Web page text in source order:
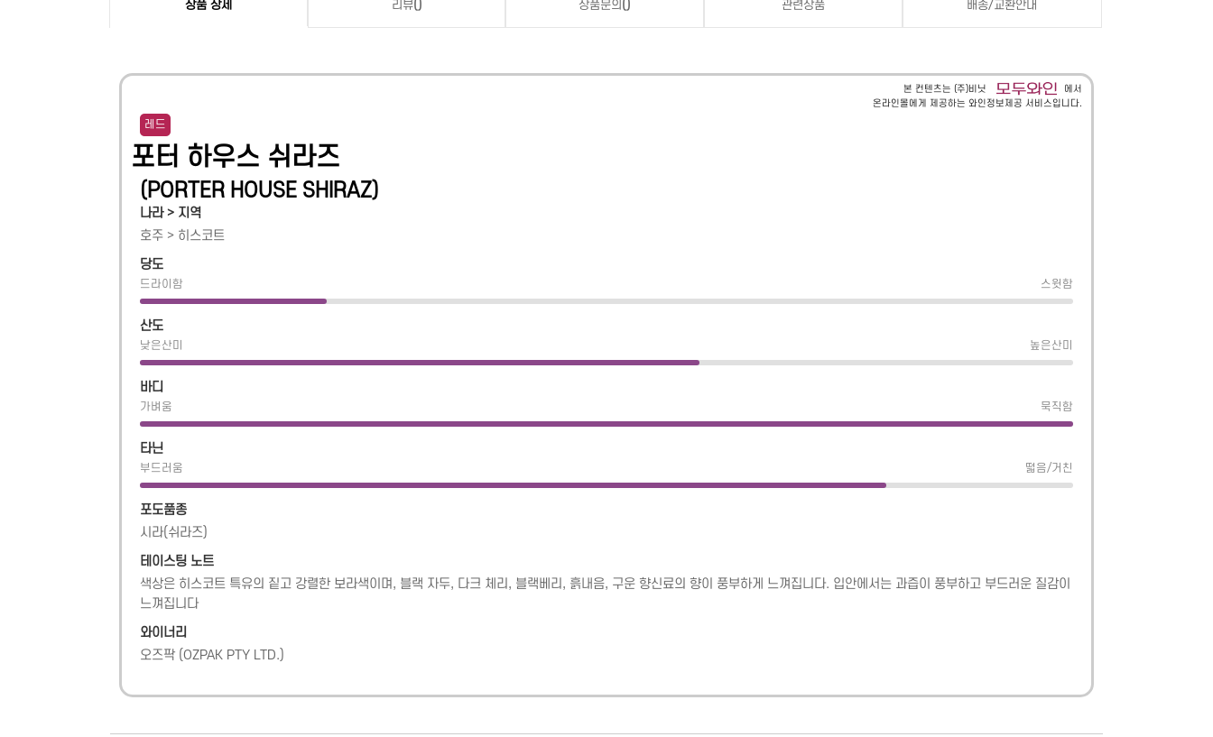
상품 상세 리뷰() 상품문의 () 관련상품 배송/교환안내
본 컨텐츠는 (주)비닛
에서
온라인몰에게 제공하는 와인정보제공 서비스입니다.
레드
포터 하우스 쉬라즈
(PORTER HOUSE SHIRAZ)
나라 > 지역
호주 > 히스코트
당도
드라이함 스윗함
산도
낮은산미 높은산미
바디
가벼움 묵직함
타닌
부드러움 떫음/거친
포도품종
시라(쉬라즈)
테이스팅 노트
색상은 히스코트 특유의 짙고 강렬한 보라색이며, 블랙 자두, 다크 체리, 블랙베리, 흙내음, 구운 향신료의 향이 풍부하게 느껴집니다. 입안에서는 과즙이 풍부하고 부드러운 질감이
느껴집니다
와이너리
오즈팍 (OZPAK PTY LTD.)